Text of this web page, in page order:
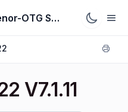
Antenor-OTG Support System
V7.1.11